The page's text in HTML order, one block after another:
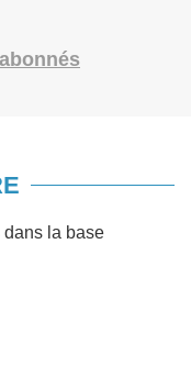
dans la base